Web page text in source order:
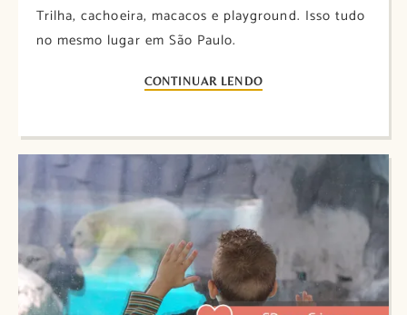
Trilha, cachoeira, macacos e playground. Isso tudo
no mesmo lugar em São Paulo.
CONTINUAR LENDO